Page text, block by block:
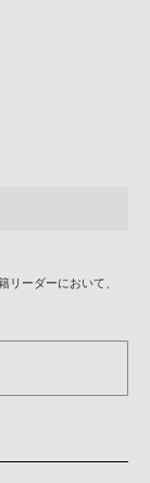
リーダーにおいて、